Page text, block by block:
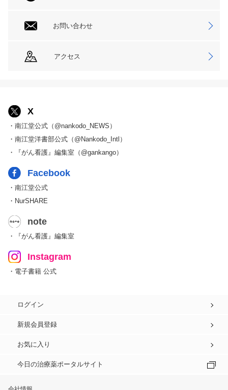
お問い合わせ
アクセス
X
・南江堂公式（@nankodo_NEWS）
・南江堂洋書部公式（@Nankodo_Intl）
・『がん看護』編集室（@gankango）
Facebook
・南江堂公式
・NurSHARE
note
・『がん看護』編集室
Instagram
・電子書籍 公式
ログイン
新規会員登録
お気に入り
今日の治療薬ポータルサイト